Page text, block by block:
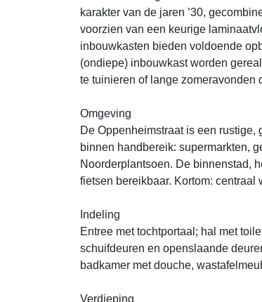
karakter van de jaren ’30,
voorzien van een keurige
inbouwkasten bieden voldoende
(ondiepe) inbouwkast worden
te tuinieren of lange zomeravonden
Omgeving
De Oppenheimstraat is een
binnen handbereik: supermarkten,
Noorderplantsoen. De binnenstad,
fietsen bereikbaar. Kortom:
Indeling
Entree met tochtportaal; hal met
schuifdeuren en openslaande
badkamer met douche,
Verdieping